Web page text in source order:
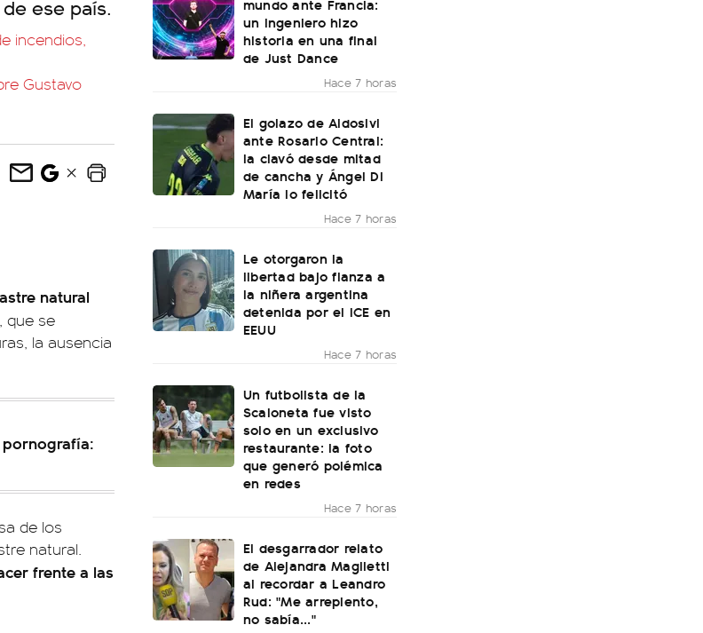
ese país.
incendios,
Gustavo
natural
que se
la ausencia
de los
natural.
frente a las
un ingeniero hizo
historia en una final
de Just Dance
Hace 7 horas
El golazo de Aldosivi
ante Rosario Central:
la clavó desde mitad
de cancha y Ángel Di
María lo felicitó
Hace 7 horas
Le otorgaron la
libertad bajo fianza a
la niñera argentina
detenida por el ICE en
EEUU
Hace 7 horas
Un futbolista de la
Scaloneta fue visto
solo en un exclusivo
restaurante: la foto
que generó polémica
en redes
Hace 7 horas
El desgarrador relato
de Alejandra Maglietti
al recordar a Leandro
Rud: "Me arrepiento,
no sabía..."